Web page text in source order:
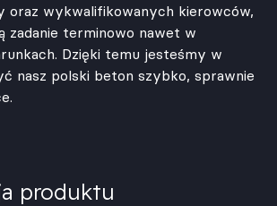
oraz wykwalifikowanych kierowców,
zadanie terminowo nawet w
Dzięki temu jesteśmy w
nasz polski beton szybko, sprawnie
produktu